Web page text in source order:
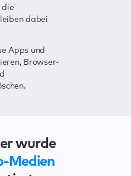
die
dabei
Apps und
Browser-
Bei
werden
Ihre
und Ihre
und
praktische
zur Erkennung
lassen sich alle
wurde
Medien